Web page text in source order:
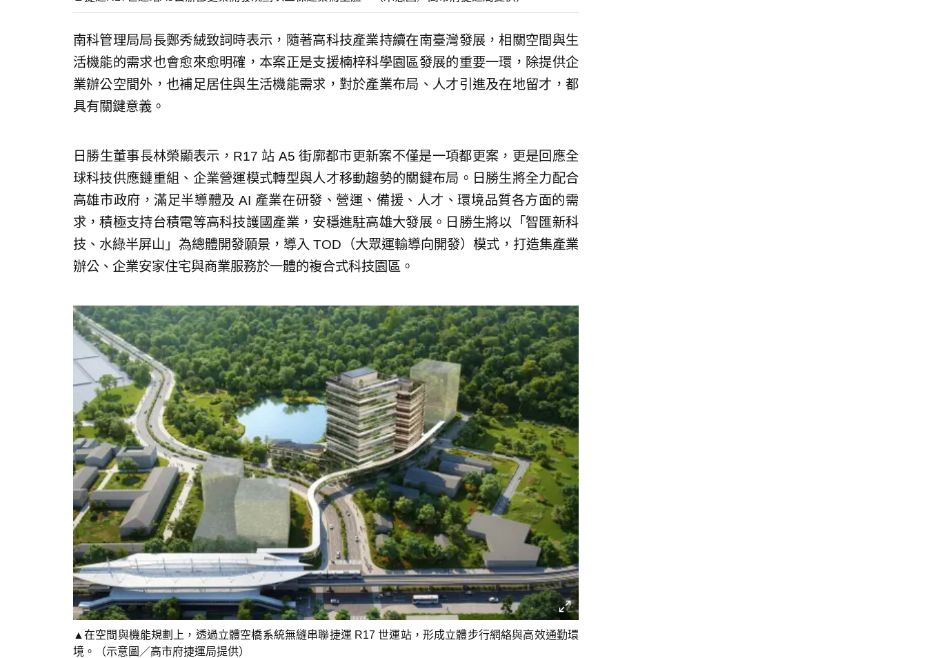
南科管理局局長鄭秀絨致詞時表示，隨著高科技產業持續在南臺灣發展，相關空間與生
活機能的需求也會愈來愈明確，本案正是支援楠梓科學園區發展的重要一環，除提供企
業辦公空間外，也補足居住與生活機能需求，對於產業布局、人才引進及在地留才，都
具有關鍵意義。
日勝生董事長林榮顯表示，R17 站 A5 街廓都市更新案不僅是一項都更案，更是回應全
球科技供應鏈重組、企業營運模式轉型與人才移動趨勢的關鍵布局。日勝生將全力配合
高雄市政府，滿足半導體及 AI 產業在研發、營運、備援、人才、環境品質各方面的需
求，積極支持台積電等高科技護國產業，安穩進駐高雄大發展。日勝生將以「智匯新科
技、水綠半屏山」為總體開發願景，導入 TOD（大眾運輸導向開發）模式，打造集產業
辦公、企業安家住宅與商業服務於一體的複合式科技園區。
▲在空間與機能規劃上，透過立體空橋系統無縫串聯捷運 R17 世運站，形成立體步行網絡與高效通勤環
境。（示意圖／高市府捷運局提供）